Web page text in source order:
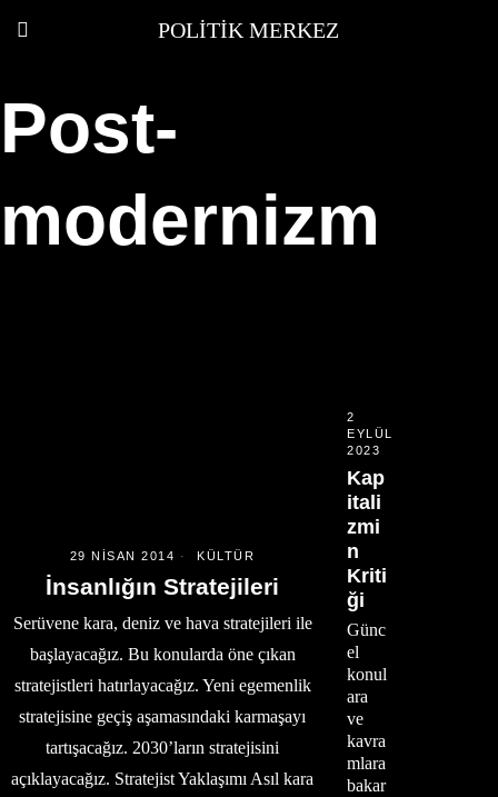
POLITIK MERKEZ
Post-
modernizm
29 NISAN 2014 KÜLTÜR
İnsanlığın Stratejileri
Serüvene kara, deniz ve hava stratejileri ile
başlayacağız. Bu konularda öne çıkan
stratejistleri hatırlayacağız. Yeni egemenlik
stratejisine geçiş aşamasındaki karmaşayı
tartışacağız. 2030’ların stratejisini
açıklayacağız. Stratejist Yaklaşımı Asıl kara
2
EYLÜL
2023
Kap
itali
zmi
n
Kriti
ği
Günc
el
konul
ara
ve
kavra
mlara
bakar